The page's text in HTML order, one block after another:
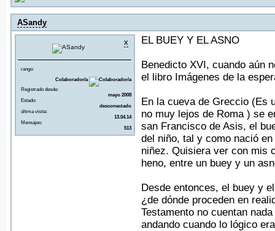
ASandy
x
rango:
Colaborador/a
Registrado desde:
mayo 2008
Estado:
desconectado
última visita:
13.04.14
Mensajes:
513
EL BUEY Y EL ASNO
Benedicto XVI, cuando aún
el libro Imágenes de la
En la cueva de Greccio (Es
no muy lejos de Roma ) se
san Francisco de Asis, el
del niño, tal y como nació
niñez. Quisiera ver con mis
heno, entre un buey y un
Desde entonces, el buey y
¿de dónde proceden en
Testamento no cuentan
andando cuando lo lógico